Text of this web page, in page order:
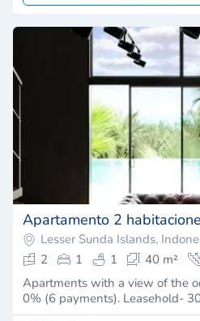
Apartamento 2
Lesser Sunda Islands,
2
1 1 40 m²
Apartments with a view of the ocean.
0% (6 payments). Leasehold-